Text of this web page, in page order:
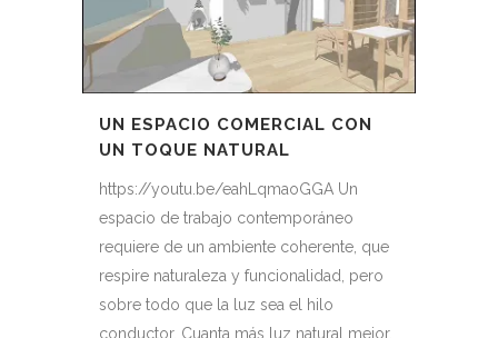
UN ESPACIO COMERCIAL CON
UN TOQUE NATURAL
https://youtu.be/eahLqmaoGGA Un
espacio de trabajo contemporáneo
requiere de un ambiente coherente, que
respire naturaleza y funcionalidad, pero
sobre todo que la luz sea el hilo
conductor. Cuanta más luz natural mejor.